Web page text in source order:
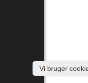
Vi bruger